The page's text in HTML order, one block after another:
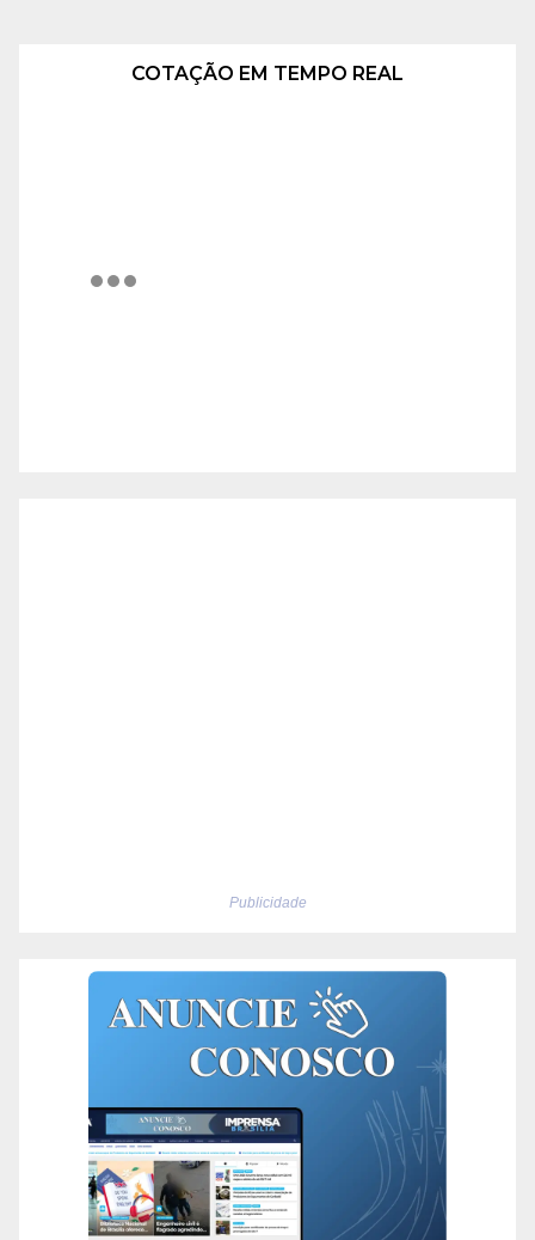
COTAÇÃO EM TEMPO REAL
Publicidade